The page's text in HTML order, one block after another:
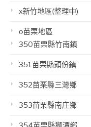
x新竹地區(整理中)
o苗栗地區
350苗栗縣竹南鎮
351苗栗縣頭份鎮
352苗栗縣三灣鄉
353苗栗縣南庄鄉